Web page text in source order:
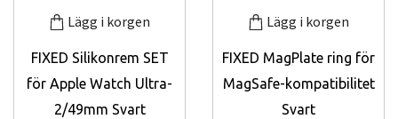
Lägg i korgen
FIXED Silikonrem SET
för Apple Watch Ultra-
2/49mm Svart
Lägg i korgen
FIXED MagPlate ring för
MagSafe-kompatibilitet
Svart